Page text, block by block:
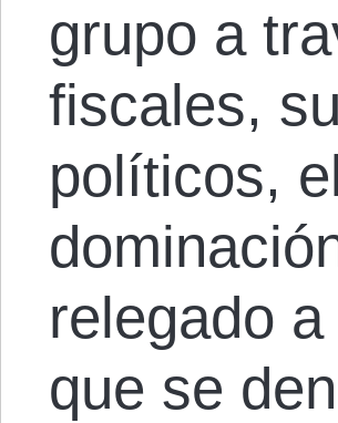
grupo a
fiscales,
políticos,
relegado
que se